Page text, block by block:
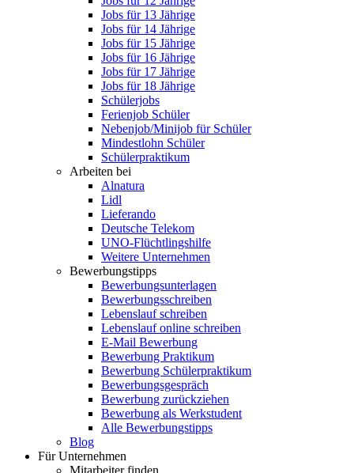
Jobs für 13 Jährige
Jobs für 14 Jährige
Jobs für 15 Jährige
Jobs für 16 Jährige
Jobs für 17 Jährige
Jobs für 18 Jährige
Schülerjobs
Ferienjob Schüler
Nebenjob/Minijob für Schüler
Mindestlohn Schüler
Schülerpraktikum
Arbeiten bei
Alnatura
Lidl
Lieferando
Deutsche Telekom
UNO-Flüchtlingshilfe
Weitere Unternehmen
Bewerbungstipps
Bewerbungsunterlagen
Bewerbungsschreiben
Lebenslauf schreiben
Lebenslauf online schreiben
E-Mail Bewerbung
Bewerbung Praktikum
Bewerbung Schülerpraktikum
Bewerbungsgespräch
Bewerbung zurückziehen
Bewerbung als Werkstudent
Alle Bewerbungstipps
Blog
Für Unternehmen
Mitarbeiter finden